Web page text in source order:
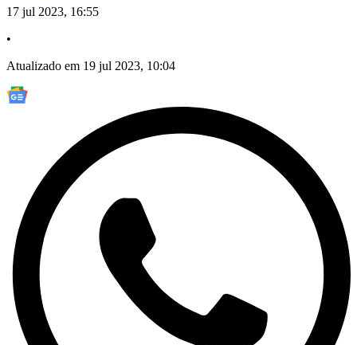
17 jul 2023, 16:55
•
Atualizado em 19 jul 2023, 10:04